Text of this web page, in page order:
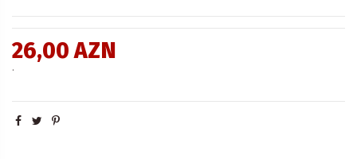
26,00 AZN
.